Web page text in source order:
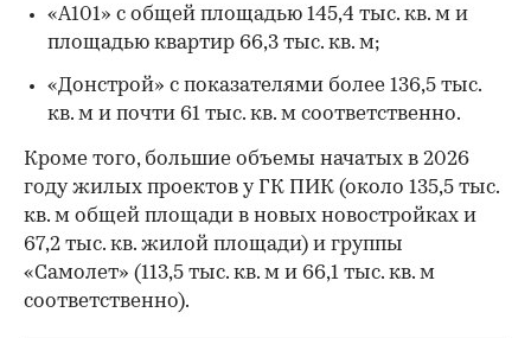
«А101» с общей площадью 145,4 тыс. кв. м и
площадью квартир 66,3 тыс. кв. м;
«Донстрой» с показателями более 136,5 тыс.
кв. м и почти 61 тыс. кв. м соответственно.
Кроме того, большие объемы начатых в 2026
году жилых проектов у ГК ПИК (около 135,5 тыс.
кв. м общей площади в новых новостройках и
67,2 тыс. кв. жилой площади) и группы
«Самолет» (113,5 тыс. кв. м и 66,1 тыс. кв. м
соответственно).